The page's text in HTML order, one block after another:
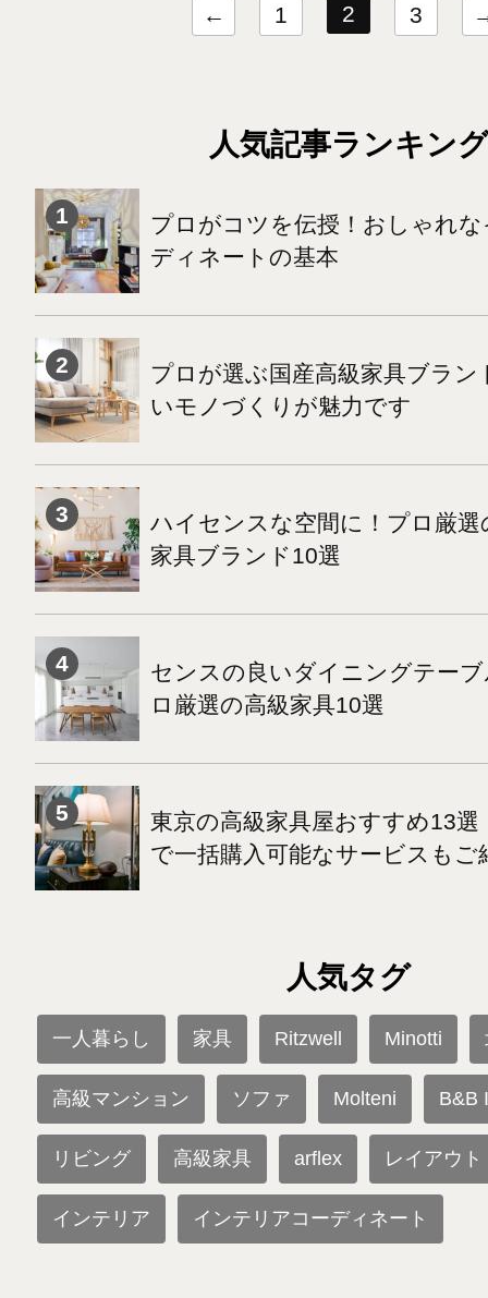
← 1 2 3
人気記事ランキング
プロがコツを伝授！おしゃれ
ディネートの基本
プロが選ぶ国産高級家具ブラン
いモノづくりが魅力です
ハイセンスな空間に！プロ厳
家具ブランド10選
センスの良いダイニングテー
ロ厳選の高級家具10選
東京の高級家具屋おすすめ13
で一括購入可能なサービスもご
人気タグ
一人暮らし 家具 Ritzwell Minotti
高級マンション ソファ Molteni B&B
リビング 高級家具 arflex レイアウト
インテリア インテリアコーディネート